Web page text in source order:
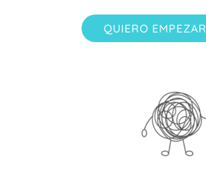
QUIERO EMPEZAR